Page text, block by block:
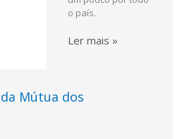
o país.
Ler mais »
Mútua dos